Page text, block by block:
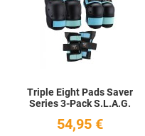
Triple Eight Pads Saver
Series 3-Pack S.L.A.G.
54,95 €